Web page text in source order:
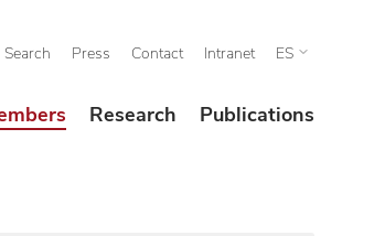
Search Press Contact Intranet ES
Research Publications